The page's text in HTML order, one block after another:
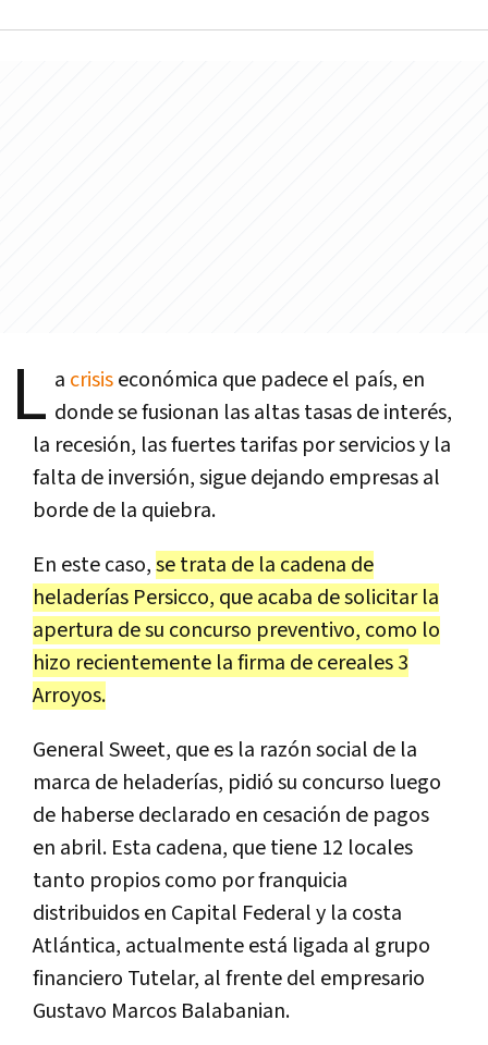
L a crisiseconómica que padece el país, en
donde se fusionan las altas tasas de interés,
la recesión, las fuertes tarifas por servicios y la
falta de inversión, sigue dejando empresas al
borde de la quiebra.
En este caso,se trata de la cadena de
heladerías Persicco, que acaba de solicitar la
apertura de su concurso preventivo, como lo
hizo recientemente la firma de cereales 3
Arroyos.
General Sweet, que es la razón social de la
marca de heladerías, pidió su concurso luego
de haberse declarado en cesación de pagos
en abril. Esta cadena, que tiene 12 locales
tanto propios como por franquicia
distribuidos en Capital Federal y la costa
Atlántica, actualmente está ligada al grupo
financiero Tutelar, al frente del empresario
Gustavo Marcos Balabanian.